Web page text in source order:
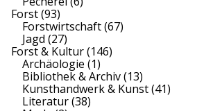
Forst(93)
Forstwirtschaft(67)
Jagd (27)
Forst & Kultur(146)
Archäologie (1)
Bibliothek & Archiv(13)
Kunsthandwerk & Kunst(41)
Literatur(38)